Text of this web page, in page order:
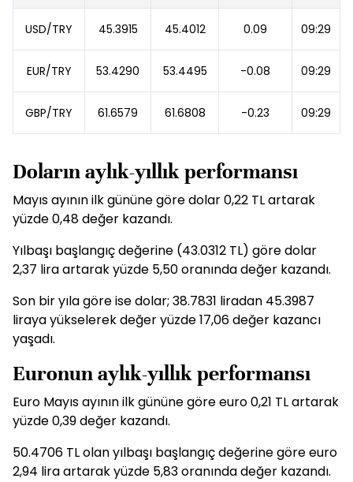
USD/TRY 45.3915 45.4012 0.09 09:29
EUR/TRY 53.4290 53.4495 -0.08 09:29
GBP/TRY 61.6579 61.6808 -0.23 09:29
Doların aylık-yıllık performansı
Mayıs ayının ilk gününe göre dolar 0,22 TL artarak
yüzde 0,48 değer kazandı.
Yılbaşı başlangıç değerine (43.0312 TL) göre dolar
2,37 lira artarak yüzde 5,50 oranında değer kazandı.
Son bir yıla göre ise dolar; 38.7831 liradan 45.3987
liraya yükselerek değer yüzde 17,06 değer kazancı
yaşadı.
Euronun aylık-yıllık performansı
Euro Mayıs ayının ilk gününe göre euro 0,21 TL artarak
yüzde 0,39 değer kazandı.
50.4706 TL olan yılbaşı başlangıç değerine göre euro
2,94 lira artarak yüzde 5,83 oranında değer kazandı.